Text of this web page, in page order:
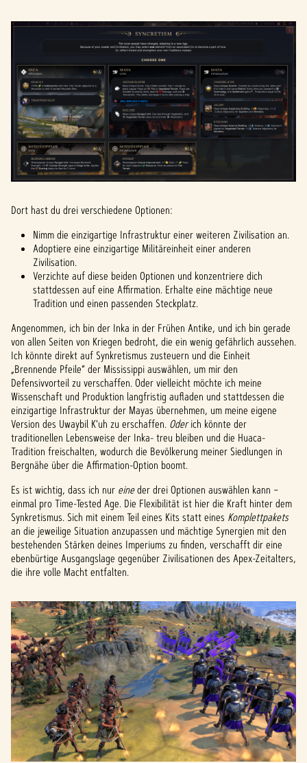
Dort hast du drei verschiedene Optionen:
Nimm die einzigartige Infrastruktur einer weiteren Zivilisation an.
Adoptiere eine einzigartige Militäreinheit einer anderen
Zivilisation.
Verzichte auf diese beiden Optionen und konzentriere dich
stattdessen auf eine Affirmation. Erhalte eine mächtige neue
Tradition und einen passenden Steckplatz.
Angenommen, ich bin der Inka in der Frühen Antike, und ich bin gerade
von allen Seiten von Kriegen bedroht, die ein wenig gefährlich aussehen.
Ich könnte direkt auf Synkretismus zusteuern und die Einheit
„Brennende Pfeile“ der Mississippi auswählen, um mir den
Defensivvorteil zu verschaffen. Oder vielleicht möchte ich meine
Wissenschaft und Produktion langfristig aufladen und stattdessen die
einzigartige Infrastruktur der Mayas übernehmen, um meine eigene
Version des Uwaybil K'uh zu erschaffen. Oderich könnte der
traditionellen Lebensweise der Inka- treu bleiben und die Huaca-
Tradition freischalten, wodurch die Bevölkerung meiner Siedlungen in
Bergnähe über die Affirmation-Option boomt.
Es ist wichtig, dass ich nur eineder drei Optionen auswählen kann –
einmal pro Time-Tested Age. Die Flexibilität ist hier die Kraft hinter dem
Synkretismus. Sich mit einem Teil eines Kits statt eines Komplettpakets
an die jeweilige Situation anzupassen und mächtige Synergien mit den
bestehenden Stärken deines Imperiums zu finden, verschafft dir eine
ebenbürtige Ausgangslage gegenüber Zivilisationen des Apex-Zeitalters,
die ihre volle Macht entfalten.